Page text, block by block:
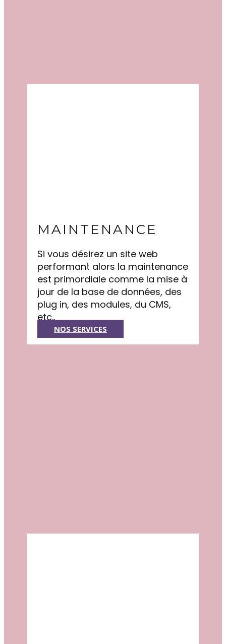
MAINTENANCE
Si vous désirez un site web
performant alors la maintenance
est primordiale comme la mise à
jour de la base de données, des
plug in, des modules, du CMS,
etc..
NOS SERVICES